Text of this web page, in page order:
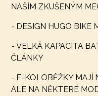
NAŠÍM ZKUŠENÝM
- DESIGN HUGO BIKE
-VELKÁ KAPACITA
ČLÁNKY
- E-KOLOBĚŽKY MAJÍ
ALE NA NĚKTERÉ